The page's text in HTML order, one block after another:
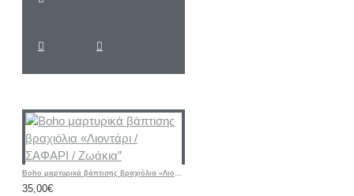
Boho μαρτυρικά βάπτισης βραχιόλια «Λιοντάρι / ΣΑΦΑΡΙ / Ζωάκια”
35,00€